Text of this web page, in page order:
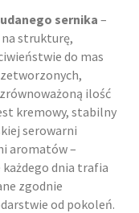
sernika –
na strukturę,
do mas
ilość
kremowy, stabilny
serowarni
aromatów –
dnia trafia
zgodnie
od pokoleń.